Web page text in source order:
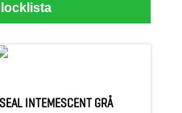
INTEMESCENT GRÅ